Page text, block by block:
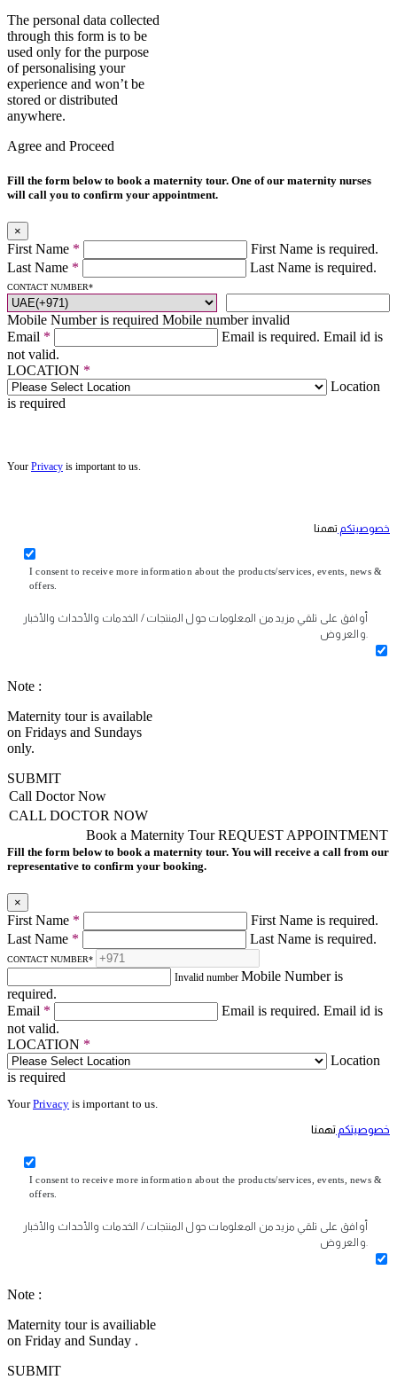
The personal data collected
through this form is to be
used only for the purpose
of personalising your
experience and won’t be
stored or distributed
anywhere.
Agree and Proceed
Fill the form below to book a maternity tour. One of our maternity nurses
will call you to confirm your appointment.
×
First Name *
First Name is required.
Last Name * Last Name is required.
CONTACT NUMBER*
Mobile Number is required Mobile number invalid
Email * Email is required. Email id is
not valid.
LOCATION *
Location
is required
Your Privacy is important to us.
خصوصيتكم تهمنا
I consent to receive more information about the products/services, events, news &
offers.
أوافق على تلقي مزيد من المعلومات حول المنتجات / الخدمات والأحداث والأخبار
والعروض.
Note :
Maternity tour is available
on Fridays and Sundays
only.
SUBMIT
Call Doctor Now
CALL DOCTOR NOW
REQUEST APPOINTMENT
Book a Maternity Tour
Fill the form below to book a maternity tour. You will receive a call from our
representative to confirm your booking.
×
First Name *
First Name is required.
Last Name * Last Name is required.
CONTACT NUMBER*
Invalid number Mobile Number is
required.
Email * Email is required. Email id is
not valid.
LOCATION *
Location
is required
YourPrivacy is important to us.
خصوصيتكم تهمنا
I consent to receive more information about the products/services, events, news &
offers.
أوافق على تلقي مزيد من المعلومات حول المنتجات / الخدمات والأحداث والأخبار
والعروض.
Note :
Maternity tour is availiable
on Friday and Sunday .
SUBMIT